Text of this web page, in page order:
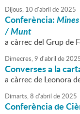
Dijous, 10 d'abril de2025
Conferència:
/ Munt
a càrrec del Grup de
Dimecres,9 d'abril de
Converses a la
a càrrec de Leonora
Dimarts,8 d'abril de2025
Conferència de